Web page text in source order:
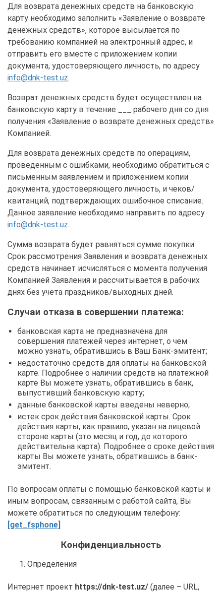
Для возврата денежных средств на банковскую
карту необходимо заполнить «Заявление о возврате
денежных средств», которое высылается по
требованию компанией на электронный адрес, и
отправить его вместе с приложением копии
документа, удостоверяющего личность, по адресу
info@dnk-test.uz.
Возврат денежных средств будет осуществлен на
банковскую карту в течение ___ рабочего дня со дня
получения «Заявление о возврате денежных средств»
Компанией.
Для возврата денежных средств по операциям,
проведенным с ошибками, необходимо обратиться с
письменным заявлением и приложением копии
документа, удостоверяющего личность, и чеков/
квитанций, подтверждающих ошибочное списание.
Данное заявление необходимо направить по адресу
info@dnk-test.uz.
Сумма возврата будет равняться сумме покупки.
Срок рассмотрения Заявления и возврата денежных
средств начинает исчисляться с момента получения
Компанией Заявления и рассчитывается в рабочих
днях без учета праздников/выходных дней.
Случаи отказа в совершении платежа:
банковская карта не предназначена для
совершения платежей через интернет, о чем
можно узнать, обратившись в Ваш Банк-эмитент;
недостаточно средств для оплаты на банковской
карте. Подробнее о наличии средств на платежной
карте Вы можете узнать, обратившись в банк,
выпустивший банковскую карту;
данные банковской карты введены неверно;
истек срок действия банковской карты. Срок
действия карты, как правило, указан на лицевой
стороне карты (это месяц и год, до которого
действительна карта). Подробнее о сроке действия
карты Вы можете узнать, обратившись в банк-
эмитент.
По вопросам оплаты с помощью банковской карты и
иным вопросам, связанным с работой сайта, Вы
можете обратиться по следующим телефону:
[get_fsphone]
Конфиденциальность
Определения
Интернет проект https://dnk-test.uz/ (далее – URL,